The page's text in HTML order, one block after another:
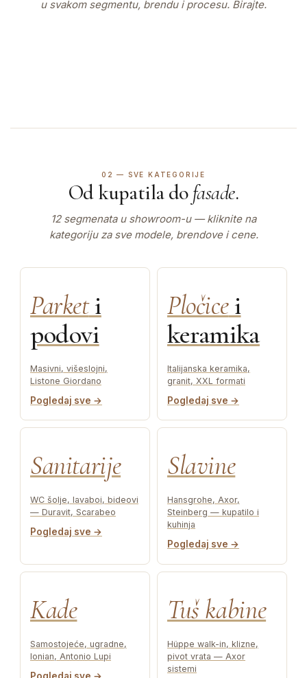
u svakom segmentu, brendu i procesu. Birajte.
Pogledaj kupatila →
našim timom · Bulevar Oslobođenja 41.
02 — SVE KATEGORIJE
Od kupatila dofasade.
12 segmenata u showroom-u — kliknite na
kategoriju za sve modele, brendove i cene.
Parketi
podovi
Masivni, višeslojni,
Listone Giordano
Pogledaj sve →
Pločicei
keramika
Italijanska keramika,
granit, XXL formati
Pogledaj sve →
Sanitarije
WC šolje, lavaboi, bideovi
— Duravit, Scarabeo
Pogledaj sve →
Slavine
Hansgrohe, Axor,
Steinberg — kupatilo i
kuhinja
Pogledaj sve →
Kade
Samostojeće, ugradne,
Ionian, Antonio Lupi
Tuš kabine
Hüppe walk-in, klizne,
pivot vrata — Axor
sistemi